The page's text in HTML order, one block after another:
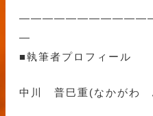
—
■執筆者プロフィール
中川 普巳重(なかがわ